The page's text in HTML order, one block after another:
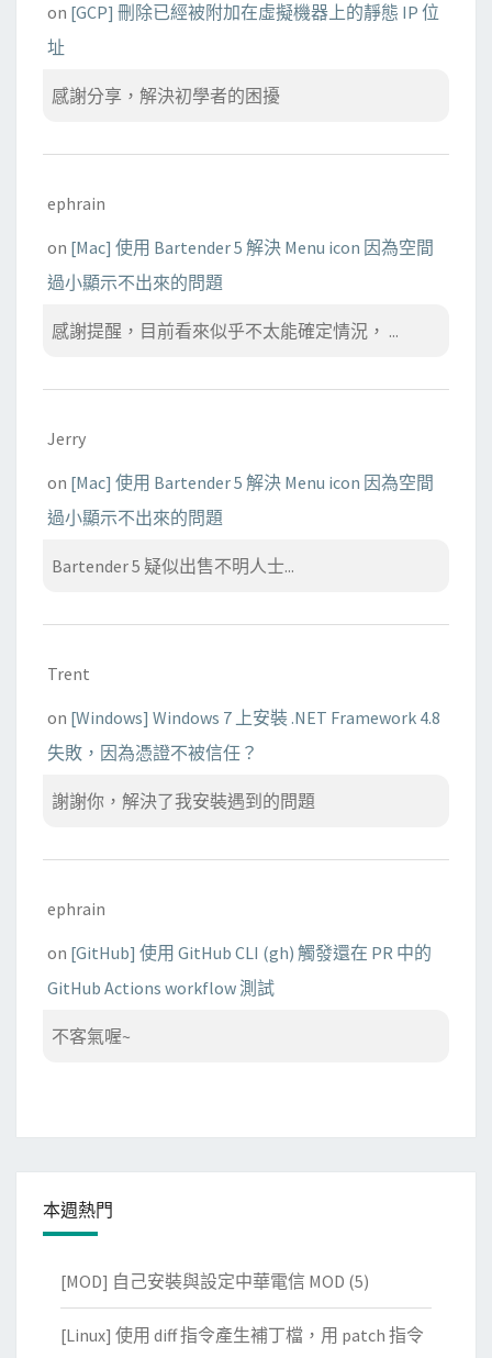
on [GCP] 刪除已經被附加在虛擬機器上的靜態 IP 位
址
感謝分享，解決初學者的困擾
ephrain
on [Mac] 使用 Bartender 5 解決 Menu icon 因為空間
過小顯示不出來的問題
感謝提醒，目前看來似乎不太能確定情況， ...
Jerry
on [Mac] 使用 Bartender 5 解決 Menu icon 因為空間
過小顯示不出來的問題
Bartender 5 疑似出售不明人士...
Trent
on [Windows] Windows 7 上安裝 .NET Framework 4.8
失敗，因為憑證不被信任？
謝謝你，解決了我安裝遇到的問題
ephrain
on [GitHub] 使用 GitHub CLI (gh) 觸發還在 PR 中的
GitHub Actions workflow 測試
不客氣喔~
本週熱門
[MOD] 自己安裝與設定中華電信 MOD (5)
[Linux] 使用 diff 指令產生補丁檔，用 patch 指令